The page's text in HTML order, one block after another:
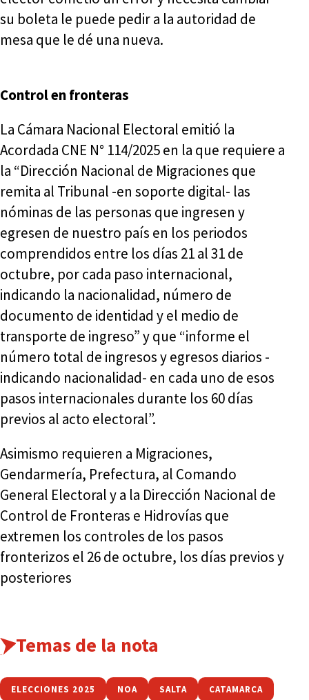
su boleta le puede pedir a la autoridad de
mesa que le dé una nueva.
Control en fronteras
La Cámara Nacional Electoral emitió la
Acordada CNE N° 114/2025 en la que requiere a
la “Dirección Nacional de Migraciones que
remita al Tribunal -en soporte digital- las
nóminas de las personas que ingresen y
egresen de nuestro país en los periodos
comprendidos entre los días 21 al 31 de
octubre, por cada paso internacional,
indicando la nacionalidad, número de
documento de identidad y el medio de
transporte de ingreso” y que “informe el
número total de ingresos y egresos diarios -
indicando nacionalidad- en cada uno de esos
pasos internacionales durante los 60 días
previos al acto electoral”.
Asimismo requieren a Migraciones,
Gendarmería, Prefectura, al Comando
General Electoral y a la Dirección Nacional de
Control de Fronteras e Hidrovías que
extremen los controles de los pasos
fronterizos el 26 de octubre, los días previos y
posteriores
Temas de la nota
ELECCIONES 2025 NOA SALTA CATAMARCA